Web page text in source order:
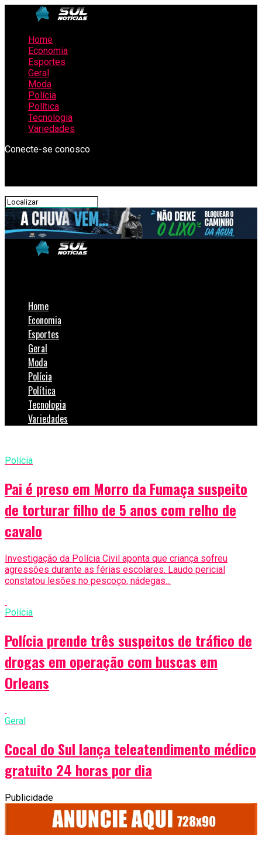
Home
Economia
Esportes
Geral
Moda
Polícia
Política
Tecnologia
Variedades
Conecte-se conosco
Home
Economia
Esportes
Geral
Moda
Polícia
Política
Tecnologia
Variedades
Polícia
Pai é preso em Morro da Fumaça suspeito
de torturar filho de 5 anos com relho de
cavalo
Investigação da Polícia Civil aponta que criança sofreu
agressões durante as férias escolares. Laudo pericial
constatou lesões no pescoço, nádegas...
Polícia
Polícia prende três suspeitos de tráfico de
drogas em operação com buscas em
Orleans
Geral
Cocal do Sul lança teleatendimento médico
gratuito 24 horas por dia
Publicidade